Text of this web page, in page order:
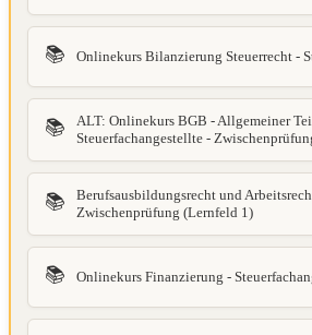
📚 Onlinekurs Bilanzierung Steuerrecht -
📚
ALT: Onlinekurs BGB - Allgemeiner
Steuerfachangestellte -
📚
Berufsausbildungsrecht und
Zwischenprüfung (Lernfeld 1)
📚 Onlinekurs Finanzierung -